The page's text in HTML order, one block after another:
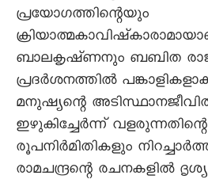
പ്രയോഗത്തിന്റെയും
ബാലകൃഷ്‌ണനും ബബിത
പ്രദർശനത്തിൽ
മനുഷ്യന്റെ
ഇഴുകിച്ചേർന്ന്‌
രൂപനിർമിതികളും
രാമചന്ദ്രന്റെ രചനകളിൽ